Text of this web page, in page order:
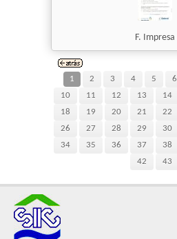
F. Impresa
1 2 3 4 5 6
10
11 12 13 14
18
19 20 21 22
26
27 28 29 30
34
35 36 37 38
42
43